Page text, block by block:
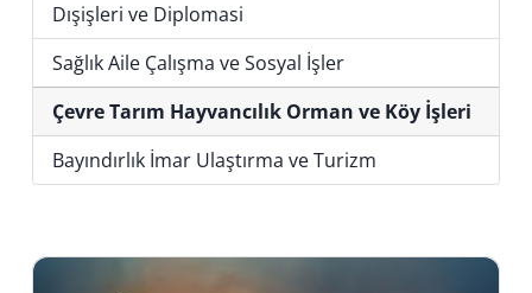
Dışişleri ve Diplomasi
Sağlık Aile Çalışma ve Sosyal İşler
Çevre Tarım Hayvancılık Orman ve Köy İşleri
Bayındırlık İmar Ulaştırma ve Turizm